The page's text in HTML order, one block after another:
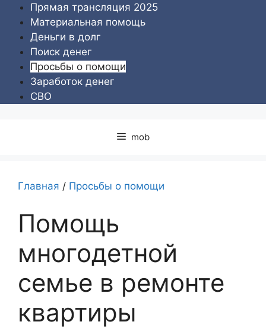
Перейти
содержимому
Прямая трансляция 2025
Материальная помощь
Деньги в долг
Поиск денег
Просьбы о помощи
Заработок денег
СВО
mob
Главная / Просьбы о помощи
Помощь
многодетной
семье в ремонте
квартиры